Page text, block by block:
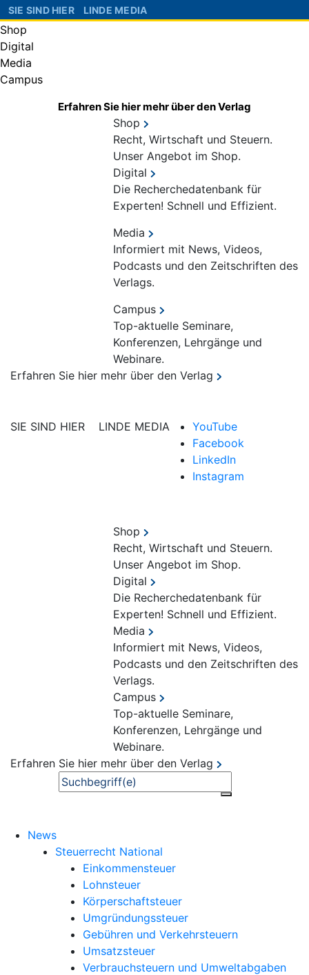
SIE SIND HIER LINDE MEDIA
Shop
Digital
Media
Campus
Erfahren Sie hier mehr über den Verlag
Shop
Recht, Wirtschaft und Steuern.
Unser Angebot im Shop.
Digital
Die Recherchedatenbank für
Experten! Schnell und Effizient.
Media
Informiert mit News, Videos,
Podcasts und den Zeitschriften des
Verlags.
Campus
Top-aktuelle Seminare,
Konferenzen, Lehrgänge und
Webinare.
Erfahren Sie hier mehr über den Verlag
SIE SIND HIER LINDE MEDIA
YouTube
Facebook
LinkedIn
Instagram
Shop
Recht, Wirtschaft und Steuern.
Unser Angebot im Shop.
Digital
Die Recherchedatenbank für
Experten! Schnell und Effizient.
Media
Informiert mit News, Videos,
Podcasts und den Zeitschriften des
Verlags.
Campus
Top-aktuelle Seminare,
Konferenzen, Lehrgänge und
Webinare.
Erfahren Sie hier mehr über den Verlag
Suche
News
Steuerrecht National
Einkommensteuer
Lohnsteuer
Körperschaftsteuer
Umgründungssteuer
Gebühren und Verkehrsteuern
Umsatzsteuer
Verbrauchsteuern und Umweltabgaben